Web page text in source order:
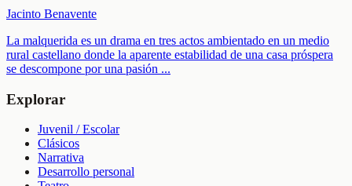
Jacinto Benavente
La malquerida es un drama en tres actos ambientado en un medio
rural castellano donde la aparente estabilidad de una casa próspera
se descompone por una pasión ...
Explorar
Juvenil / Escolar
Clásicos
Narrativa
Desarrollo personal